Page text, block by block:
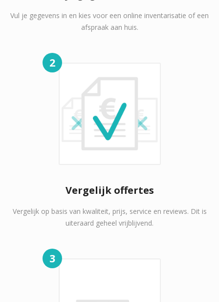
Vul je gegevens in en kies voor een online inventarisatie of een
afspraak aan huis.
2
Vergelijk offertes
Vergelijk op basis van kwaliteit, prijs, service en reviews. Dit is
uiteraard geheel vrijblijvend.
3